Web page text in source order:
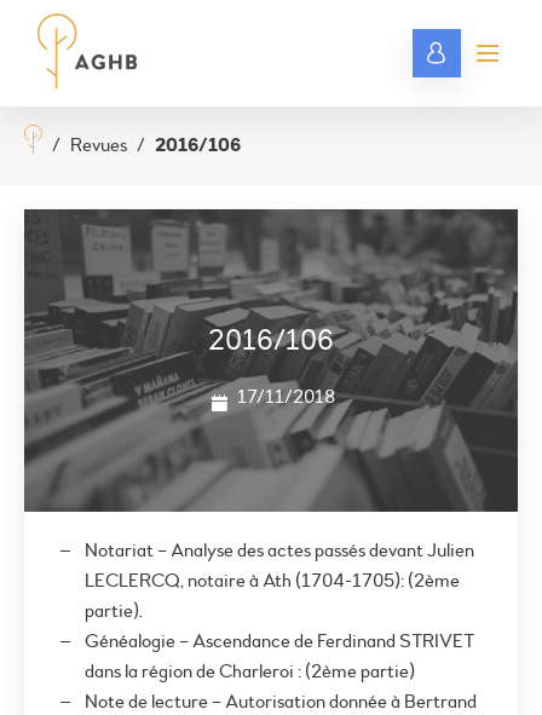
/ Revues / 2016/106
2016/106
17/11/2018
Notariat – Analyse des actes passés devant Julien
LECLERCQ, notaire à Ath (1704-1705): (2ème
partie).
Généalogie – Ascendance de Ferdinand STRIVET
dans la région de Charleroi : (2ème partie)
Note de lecture – Autorisation donnée à Bertrand